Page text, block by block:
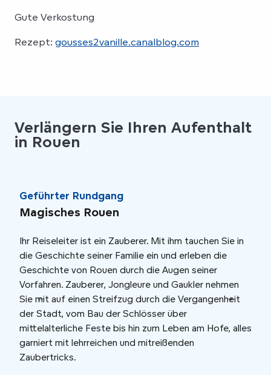
Gute Verkostung
Rezept: gousses2vanille.canalblog.com
Verlängern Sie Ihren Aufenthalt
in Rouen
Geführter Rundgang
Magisches Rouen
Ihr Reiseleiter ist ein Zauberer. Mit ihm tauchen Sie in
die Geschichte seiner Familie ein und erleben die
Geschichte von Rouen durch die Augen seiner
Vorfahren. Zauberer, Jongleure und Gaukler nehmen
Sie mit auf einen Streifzug durch die Vergangenheit
der Stadt, vom Bau der Schlösser über
mittelalterliche Feste bis hin zum Leben am Hofe, alles
garniert mit lehrreichen und mitreißenden
Zaubertricks.